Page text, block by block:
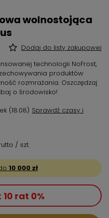
wolnostojąca
Dodaj do listy zakupowej
technologii NoFrost,
produktów
rozmrażania. Oszczędzaj
o środowisko!
(18.08) Sprawdź czasy i
/ szt.
10 000 zł
10 rat 0%